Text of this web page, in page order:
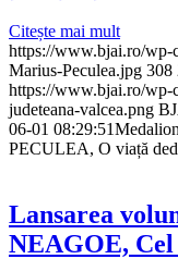
Citește mai mult
https://www.bjai.ro/wp-
Marius-Peculea.jpg 308
https://www.bjai.ro/wp-
judeteana-valcea.png
06-01 08:29:51
PECULEA, O viață
Lansarea
NEAGOE,